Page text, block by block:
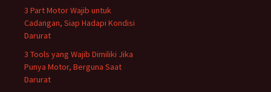
3 Part Motor Wajib untuk
Cadangan, Siap Hadapi Kondisi
Darurat
3 Tools yang Wajib Dimiliki Jika
Punya Motor, Berguna Saat
Darurat